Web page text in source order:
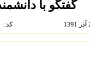
گفتگو با
:كد